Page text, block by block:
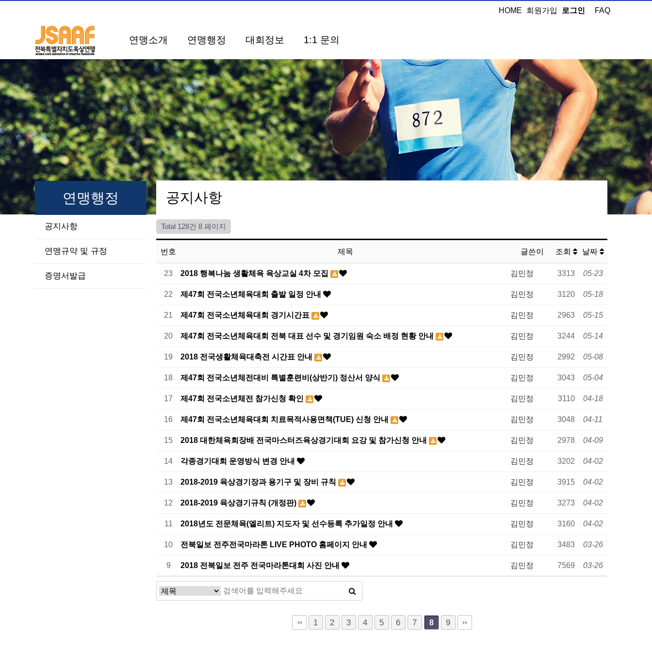
HOME 회원가입 로그인 FAQ
연맹소개 연맹행정 대회정보 1:1 문의
연맹행정
공지사항
연맹규약 및 규정
증명서발급
공지사항
Total 128건 8 페이지
번호 제목 글쓴이 조회 날짜
23 2018 행복나눔 생활체육 육상교실 4차 모집 김민정 3313 05-23
22 제47회 전국소년체육대회 출발 일정 안내 김민정 3120 05-18
21 제47회 전국소년체육대회 경기시간표 김민정 2963 05-15
20 제47회 전국소년체육대회 전북 대표 선수 및 경기임원 숙소 배정 현황 안내 김민정 3244 05-14
19 2018 전국생활체육대축전 시간표 안내 김민정 2992 05-08
18 제47회 전국소년체전대비 특별훈련비(상반기) 정산서 양식 김민정 3043 05-04
17 제47회 전국소년체전 참가신청 확인 김민정 3110 04-18
16 제47회 전국소년체육대회 치료목적사용면책(TUE) 신청 안내 김민정 3048 04-11
15 2018 대한체육회장배 전국마스터즈육상경기대회 요강 및 참가신청 안내 김민정 2978 04-09
14 각종경기대회 운영방식 변경 안내 김민정 3202 04-02
13 2018-2019 육상경기장과 용기구 및 장비 규칙 김민정 3915 04-02
12 2018-2019 육상경기규칙 (개정판) 김민정 3273 04-02
11 2018년도 전문체육(엘리트) 지도자 및 선수등록 추가일정 안내 김민정 3160 04-02
10 전북일보 전주전국마라톤 LIVE PHOTO 홈페이지 안내 김민정 3483 03-26
9 2018 전북일보 전주 전국마라톤대회 사진 안내 김민정 7569 03-26
1 2 3 4 5 6 7 8 9